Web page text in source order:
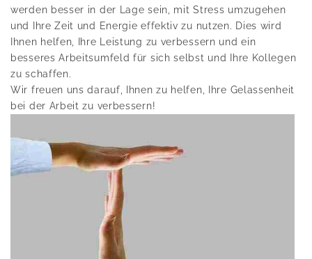
werden besser in der Lage sein, mit Stress umzugehen
und Ihre Zeit und Energie effektiv zu nutzen. Dies wird
Ihnen helfen, Ihre Leistung zu verbessern und ein
besseres Arbeitsumfeld für sich selbst und Ihre Kollegen
zu schaffen.
Wir freuen uns darauf, Ihnen zu helfen, Ihre Gelassenheit
bei der Arbeit zu verbessern!